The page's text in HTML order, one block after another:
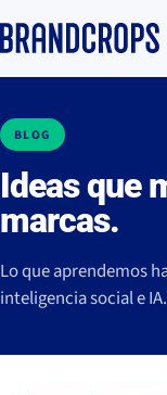
BLOG
Ideas que
marcas.
Lo que aprendemos
inteligencia social e